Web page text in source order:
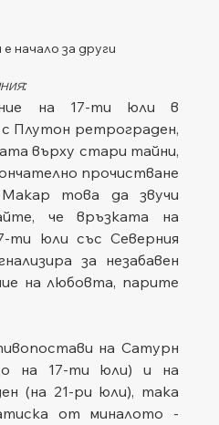
начало за други
на 17-ти юли в
с Плутон ретрограден,
върху стари тайни,
прочистване
това да звучи
че връзката на
ти юли със Северния
за незабавен
на любовта, парите
на Сатурн
на 17-ти юли) и на
(на 21-ри юли), така
от миналото -